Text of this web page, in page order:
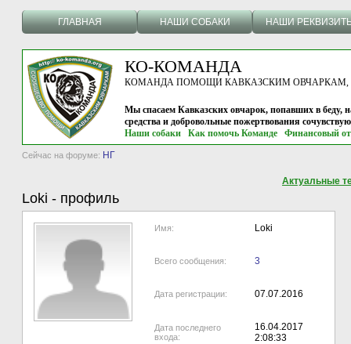
ГЛАВНАЯ НАШИ СОБАКИ НАШИ
КО-КОМАНДА
КОМАНДА ПОМОЩИ КАВКАЗСКИМ ОВЧАРКАМ, г.
Мы спасаем Кавказских овчарок, попавших в беду,
средства и добровольные пожертвования
Наши собаки
Как помочь Команде Финансовый
Сейчас на форуме: НГ
Актуальные
Loki - профиль
Имя: Loki
Всего сообщения: 3
Дата регистрации: 07.07.2016
Дата последнего
входа:
16.04.2017
2:08:33